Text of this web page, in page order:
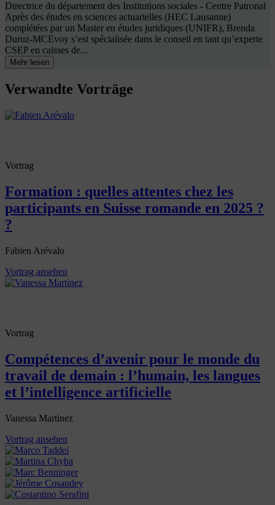
Directrice du département des Institutions sociales - Centre Patronal
Après des études en sciences actuarielles (HEC Lausanne)
complétées par un Master en études juridiques (UNIFR), Brenda
Duruz-MCEvoy s’est spécialisée dans le conseil en tant qu’experte
CSEP en caisses de...
Mehr lesen
Verwandte Vorträge
Vortrag
Formation : quelles attentes chez les
participants en Suisse romande en 2025 ?
?
Fabien Arévalo
Vortrag ansehen
Vortrag
Compétences d’avenir pour le monde du
travail de demain : l’humain, les langues
et l’intelligence artificielle
Vanessa Martinez
Vortrag ansehen